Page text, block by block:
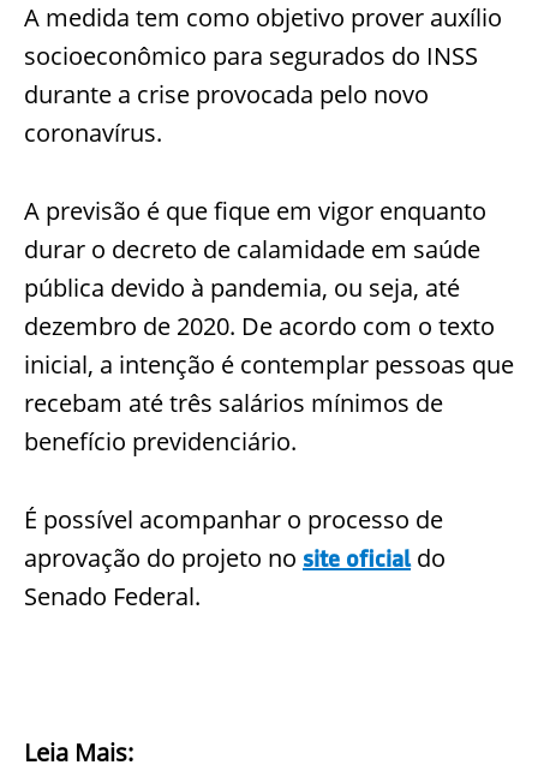
A medida tem como objetivo prover auxílio
socioeconômico para segurados do INSS
durante a crise provocada pelo novo
coronavírus.
A previsão é que fique em vigor enquanto
durar o decreto de calamidade em saúde
pública devido à pandemia, ou seja, até
dezembro de 2020. De acordo com o texto
inicial, a intenção é contemplar pessoas que
recebam até três salários mínimos de
benefício previdenciário.
É possível acompanhar o processo de
aprovação do projeto no site oficialdo
Senado Federal.
Leia Mais: